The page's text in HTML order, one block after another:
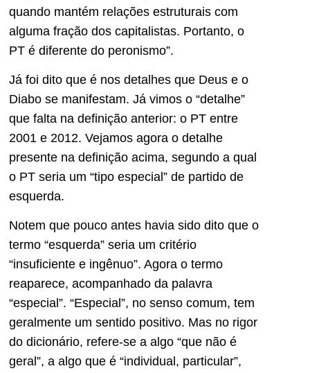
quando mantém relações estruturais com
alguma fração dos capitalistas. Portanto, o
PT é diferente do peronismo”.
Já foi dito que é nos detalhes que Deus e o
Diabo se manifestam. Já vimos o “detalhe”
que falta na definição anterior: o PT entre
2001 e 2012. Vejamos agora o detalhe
presente na definição acima, segundo a qual
o PT seria um “tipo especial” de partido de
esquerda.
Notem que pouco antes havia sido dito que o
termo “esquerda” seria um critério
“insuficiente e ingênuo”. Agora o termo
reaparece, acompanhado da palavra
“especial”. “Especial”, no senso comum, tem
geralmente um sentido positivo. Mas no rigor
do dicionário, refere-se a algo “que não é
geral”, a algo que é “individual, particular”,